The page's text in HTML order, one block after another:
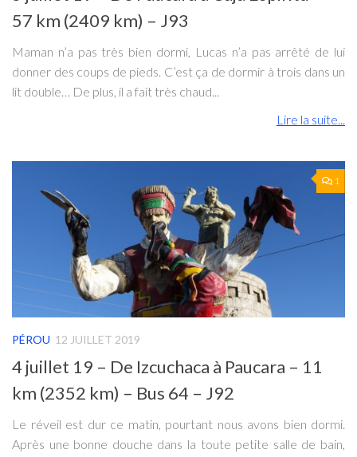
57 km (2409 km) – J93
Maman n’a pas très bien dormi, Lucas n’a pas arrêté de lui
donner des coups de pieds. C’est ça de dormir à trois dans un
lit double… De plus, il a fait très chaud...
Lire la suite...
1
PÉROU 12 JUILLET 2019
4 juillet 19 – De Izcuchaca à Paucara – 11
km (2352 km) – Bus 64 – J92
Le réveil est dur ce matin, pourtant nous avons bien dormi.
Après une bonne douche dans la toute petite salle de bain,